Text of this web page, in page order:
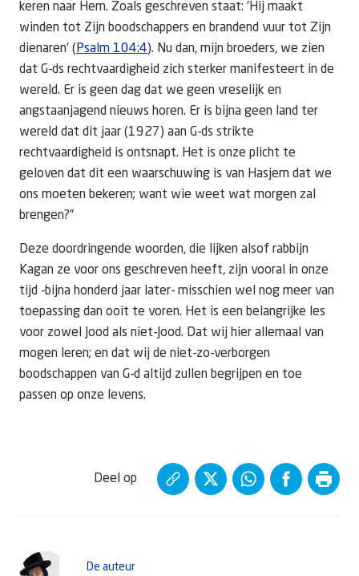
keren naar Hem. Zoals geschreven staat: 'Hij maakt
winden tot Zijn boodschappers en brandend vuur tot Zijn
dienaren’ ( Psalm 104:4). Nu dan, mijn broeders, we zien
dat G-ds rechtvaardigheid zich sterker manifesteert in de
wereld. Er is geen dag dat we geen vreselijk en
angstaanjagend nieuws horen. Er is bijna geen land ter
wereld dat dit jaar (1927) aan G-ds strikte
rechtvaardigheid is ontsnapt. Het is onze plicht te
geloven dat dit een waarschuwing is van Hasjem dat we
ons moeten bekeren; want wie weet wat morgen zal
brengen?”
Deze doordringende woorden, die lijken alsof rabbijn
Kagan ze voor ons geschreven heeft, zijn vooral in onze
tijd -bijna honderd jaar later- misschien wel nog meer van
toepassing dan ooit te voren. Het is een belangrijke les
voor zowel Jood als niet-Jood. Dat wij hier allemaal van
mogen leren; en dat wij de niet-zo-verborgen
boodschappen van G-d altijd zullen begrijpen en toe
passen op onze levens.
De auteur
Deel op